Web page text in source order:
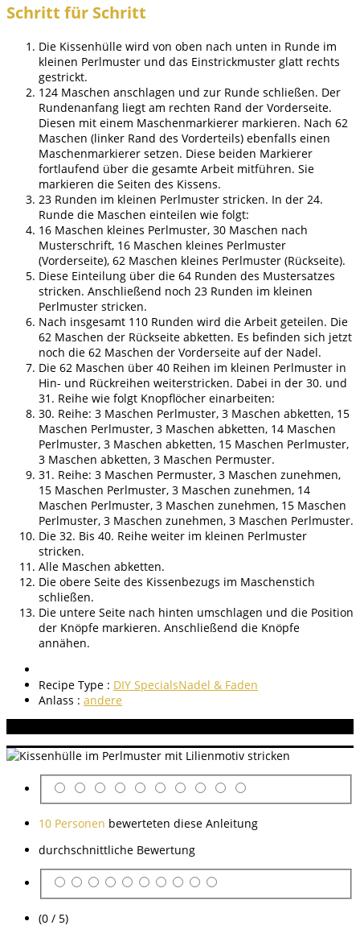
Schritt für Schritt
Die Kissenhülle wird von oben nach unten in Runde im
kleinen Perlmuster und das Einstrickmuster glatt rechts
gestrickt.
124 Maschen anschlagen und zur Runde schließen. Der
Rundenanfang liegt am rechten Rand der Vorderseite.
Diesen mit einem Maschenmarkierer markieren. Nach 62
Maschen (linker Rand des Vorderteils) ebenfalls einen
Maschenmarkierer setzen. Diese beiden Markierer
fortlaufend über die gesamte Arbeit mitführen. Sie
markieren die Seiten des Kissens.
23 Runden im kleinen Perlmuster stricken. In der 24.
Runde die Maschen einteilen wie folgt:
16 Maschen kleines Perlmuster, 30 Maschen nach
Musterschrift, 16 Maschen kleines Perlmuster
(Vorderseite), 62 Maschen kleines Perlmuster (Rückseite).
Diese Einteilung über die 64 Runden des Mustersatzes
stricken. Anschließend noch 23 Runden im kleinen
Perlmuster stricken.
Nach insgesamt 110 Runden wird die Arbeit geteilen. Die
62 Maschen der Rückseite abketten. Es befinden sich jetzt
noch die 62 Maschen der Vorderseite auf der Nadel.
Die 62 Maschen über 40 Reihen im kleinen Perlmuster in
Hin- und Rückreihen weiterstricken. Dabei in der 30. und
31. Reihe wie folgt Knopflöcher einarbeiten:
30. Reihe: 3 Maschen Perlmuster, 3 Maschen abketten, 15
Maschen Perlmuster, 3 Maschen abketten, 14 Maschen
Perlmuster, 3 Maschen abketten, 15 Maschen Perlmuster,
3 Maschen abketten, 3 Maschen Permuster.
31. Reihe: 3 Maschen Permuster, 3 Maschen zunehmen,
15 Maschen Perlmuster, 3 Maschen zunehmen, 14
Maschen Perlmuster, 3 Maschen zunehmen, 15 Maschen
Perlmuster, 3 Maschen zunehmen, 3 Maschen Perlmuster.
Die 32. Bis 40. Reihe weiter im kleinen Perlmuster
stricken.
Alle Maschen abketten.
Die obere Seite des Kissenbezugs im Maschenstich
schließen.
Die untere Seite nach hinten umschlagen und die Position
der Knöpfe markieren. Anschließend die Knöpfe
annähen.
Recipe Type : DIY SpecialsNadel & Faden
Anlass : andere
10 Personen bewerteten diese Anleitung
durchschnittliche Bewertung
(0 / 5)